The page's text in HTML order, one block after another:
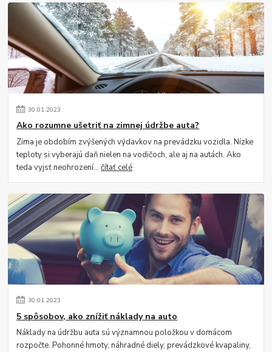
30.01.2023
Ako rozumne ušetriť na zimnej údržbe auta?
Zima je obdobím zvýšených výdavkov na prevádzku vozidla. Nízke
teploty si vyberajú daň nielen na vodičoch, ale aj na autách. Ako
teda vyjsť neohrození...čítať celé
30.01.2023
5 spôsobov, ako znížiť náklady na auto
Náklady na údržbu auta sú významnou položkou v domácom
rozpočte. Pohonné hmoty, náhradné diely, prevádzkové kvapaliny,